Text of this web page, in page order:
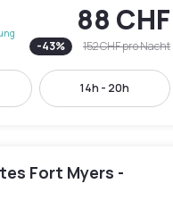
88 CHF
-43% 152 CHFpro Nacht
14h - 20h
Fort Myers -